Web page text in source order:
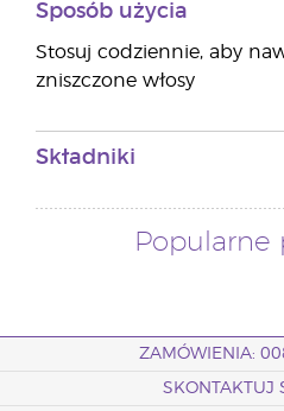
Sposób użycia
Stosuj codziennie, aby
zniszczone włosy
Składniki
Popularne
ZAMÓWIENIA:
SKONTAKTUJ